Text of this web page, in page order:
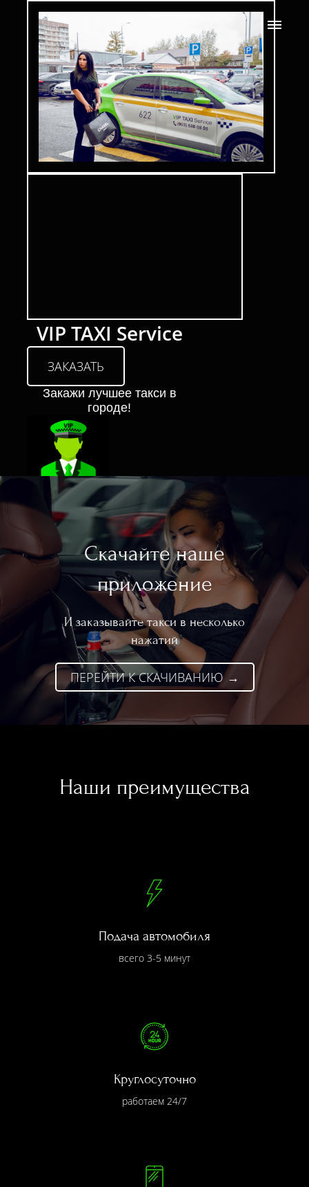
VIP TAXI Service
ЗАКАЗАТЬ
Закажи лучшее такси в
городе!
Скачайте наше
приложение
И заказывайте такси в несколько
нажатий
ПЕРЕЙТИ К СКАЧИВАНИЮ →
Наши преимущества
Подача автомобиля
всего 3-5 минут
Круглосуточно
работаем 24/7